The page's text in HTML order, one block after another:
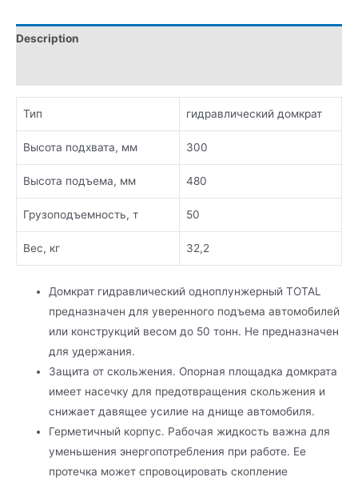
Description
Тип гидравлический домкрат
Высота подхвата, мм 300
Высота подъема, мм 480
Грузоподъемность, т 50
Вес, кг 32,2
Домкрат гидравлический одноплунжерный TOTAL
предназначен для уверенного подъема автомобилей
или конструкций весом до 50 тонн. Не предназначен
для удержания.
Защита от скольжения. Опорная площадка домкрата
имеет насечку для предотвращения скольжения и
снижает давящее усилие на днище автомобиля.
Герметичный корпус. Рабочая жидкость важна для
уменьшения энергопотребления при работе. Ее
протечка может спровоцировать скопление